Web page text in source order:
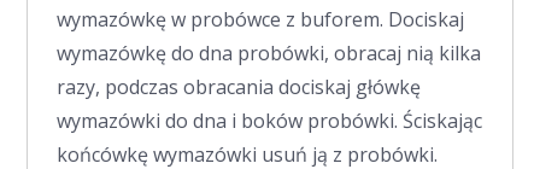
wymazówkę w probówce z buforem. Dociskaj
wymazówkę do dna probówki, obracaj nią kilka
razy, podczas obracania dociskaj główkę
wymazówki do dna i boków probówki. Ściskając
końcówkę wymazówki usuń ją z probówki.